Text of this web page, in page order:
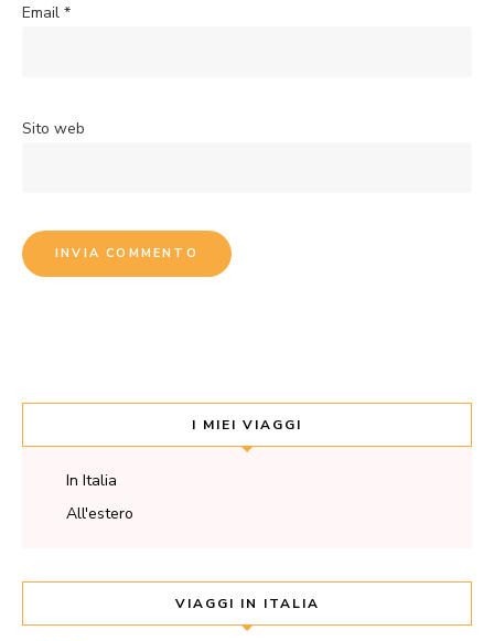
Email *
Sito web
I MIEI VIAGGI
In Italia
All'estero
VIAGGI IN ITALIA